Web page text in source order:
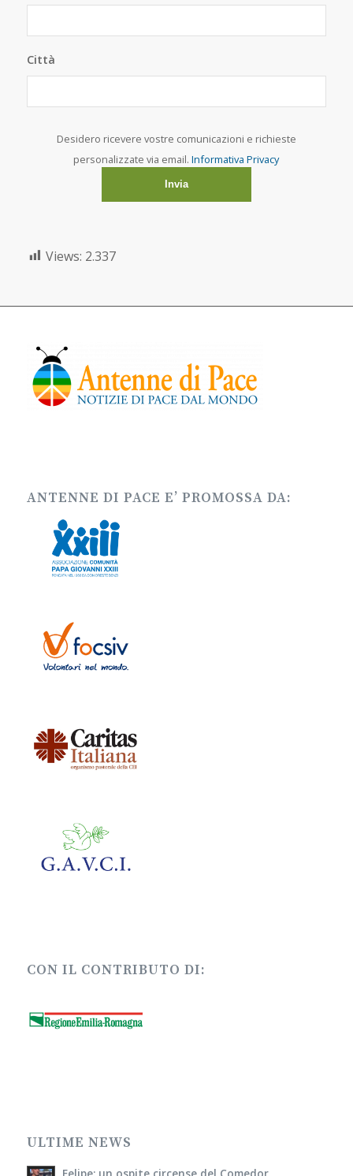
Città
Desidero ricevere vostre comunicazioni e richieste
personalizzate via email.Informativa Privacy
Views: 2.337
ANTENNE DI PACE E’ PROMOSSA DA:
CON IL CONTRIBUTO DI:
ULTIME NEWS